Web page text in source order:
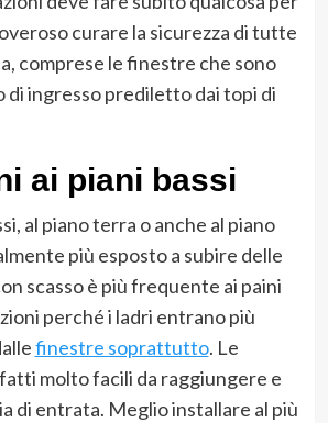
curare la sicurezza di tutte
comprese le finestre che sono
di ingresso prediletto dai topi di
ai piani bassi
al piano terra o anche al piano
più esposto a subire delle
scasso è più frequente ai paini
perché i ladri entrano più
finestre soprattutto. Le
molto facili da raggiungere e
di entrata. Meglio installare al più